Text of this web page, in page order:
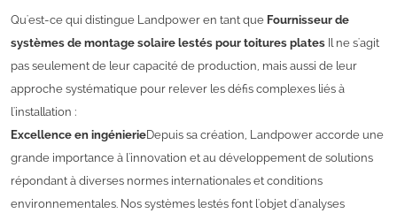
Qu'est-ce qui distingue Landpower en tant que Fournisseur de
systèmes de montage solaire lestés pour toitures plates Il ne s'agit
pas seulement de leur capacité de production, mais aussi de leur
approche systématique pour relever les défis complexes liés à
l'installation :
Excellence en ingénierieDepuis sa création, Landpower accorde une
grande importance à l'innovation et au développement de solutions
répondant à diverses normes internationales et conditions
environnementales. Nos systèmes lestés font l'objet d'analyses